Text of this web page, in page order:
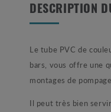
DESCRIPTION
Le tube PVC de
bars, vous offre une
montages de
Il peut très bien